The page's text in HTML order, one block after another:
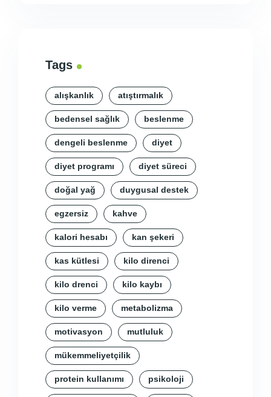
Tags
alışkanlık atıştırmalık
bedensel sağlık beslenme
dengeli beslenme diyet
diyet programı diyet süreci
doğal yağ duygusal destek
egzersiz kahve
kalori hesabı kan şekeri
kas kütlesi kilo direnci
kilo drenci kilo kaybı
kilo verme metabolizma
motivasyon mutluluk
mükemmeliyetçilik
protein kullanımı psikoloji